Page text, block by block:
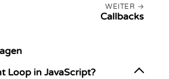
WEITER
Callbacks
Loop in JavaScript?